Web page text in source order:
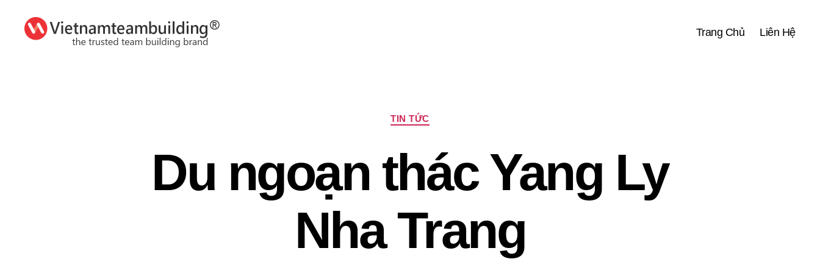
Trang Chủ Liên Hệ
Chuyên
mục
TIN TỨC
Du ngoạn thác Yang Ly
Nha Trang